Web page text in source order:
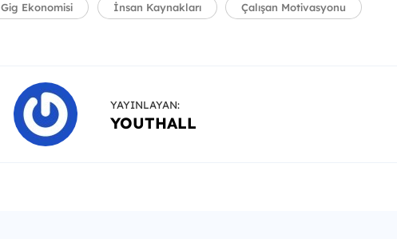
Gig Ekonomisi İnsan Kaynakları Çalışan Motivasyonu
YAYINLAYAN:
YOUTHALL